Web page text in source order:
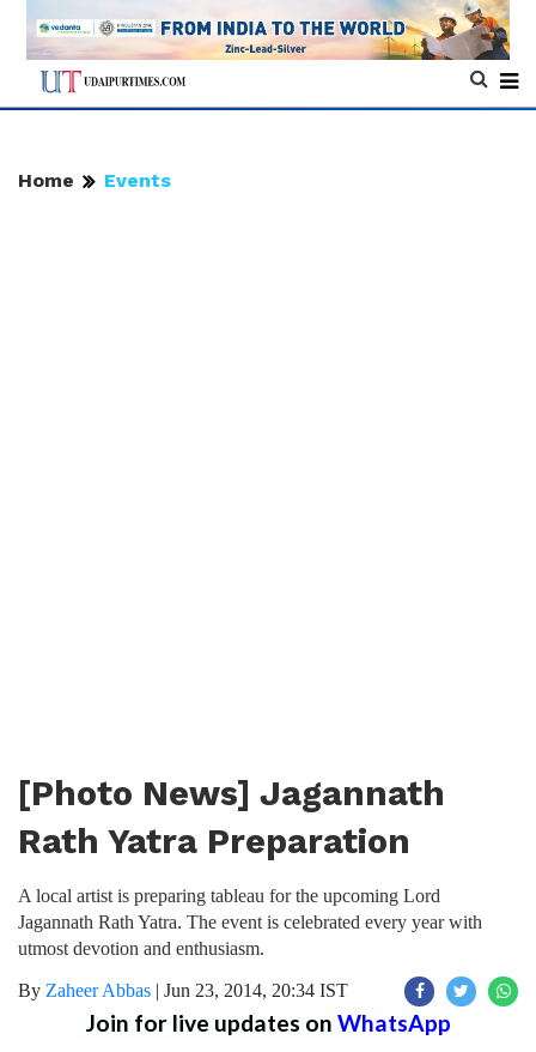
Home Events
[Photo News] Jagannath
Rath Yatra Preparation
A local artist is preparing tableau for the upcoming Lord
Jagannath Rath Yatra. The event is celebrated every year with
utmost devotion and enthusiasm.
By Zaheer Abbas | Jun 23, 2014, 20:34 IST
Join for live updates on WhatsApp